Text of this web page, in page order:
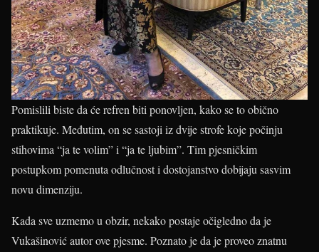
Pomislili biste da će refren biti ponovljen, kako se to obično
praktikuje. Međutim, on se sastoji iz dvije strofe koje počinju
stihovima “ja te volim” i “ja te ljubim”. Tim pjesničkim
postupkom pomenuta odlučnost i dostojanstvo dobijaju sasvim
novu dimenziju.
Kada sve uzmemo u obzir, nekako postaje očigledno da je
Vukašinović autor ove pjesme. Poznato je da je proveo znatnu